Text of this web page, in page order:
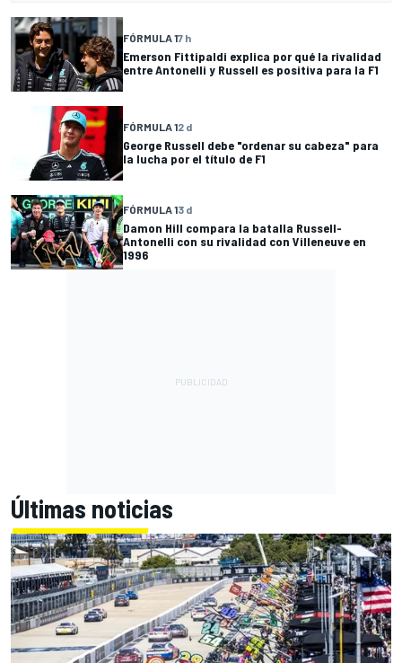
FÓRMULA 17 h
Emerson Fittipaldi explica por qué la rivalidad
entre Antonelli y Russell es positiva para la F1
FÓRMULA 12 d
George Russell debe "ordenar su cabeza" para
la lucha por el título de F1
FÓRMULA 13 d
Damon Hill compara la batalla Russell-
Antonelli con su rivalidad con Villeneuve en
1996
Últimas noticias